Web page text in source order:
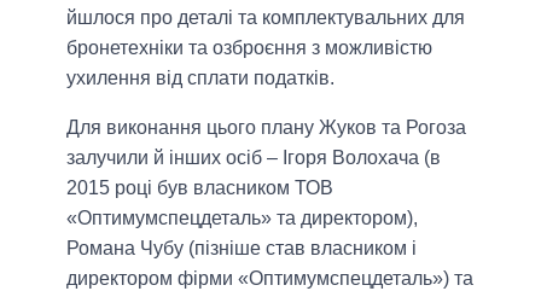
йшлося про деталі та комплектувальних для
бронетехніки та озброєння з можливістю
ухилення від сплати податків.
Для виконання цього плану Жуков та Рогоза
залучили й інших осіб – Ігоря Волохача (в
2015 році був власником ТОВ
«Оптимумспецдеталь» та директором),
Романа Чубу (пізніше став власником і
директором фірми «Оптимумспецдеталь») та